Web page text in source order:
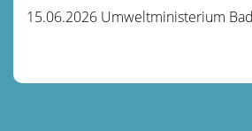
15.06.2026 Umweltministerium